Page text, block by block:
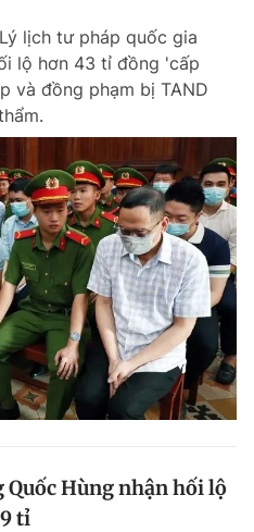
lịch tư pháp quốc gia
lộ hơn 43 tỉ đồng 'cấp
và đồng phạm bị TAND
Quốc Hùng nhận hối lộ
tỉ